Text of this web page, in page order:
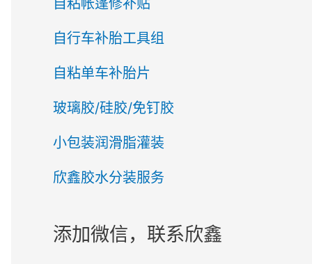
自粘帐篷修补贴
自行车补胎工具组
自粘单车补胎片
玻璃胶/硅胶/免钉胶
小包装润滑脂灌装
欣鑫胶水分装服务
添加微信，联系欣鑫